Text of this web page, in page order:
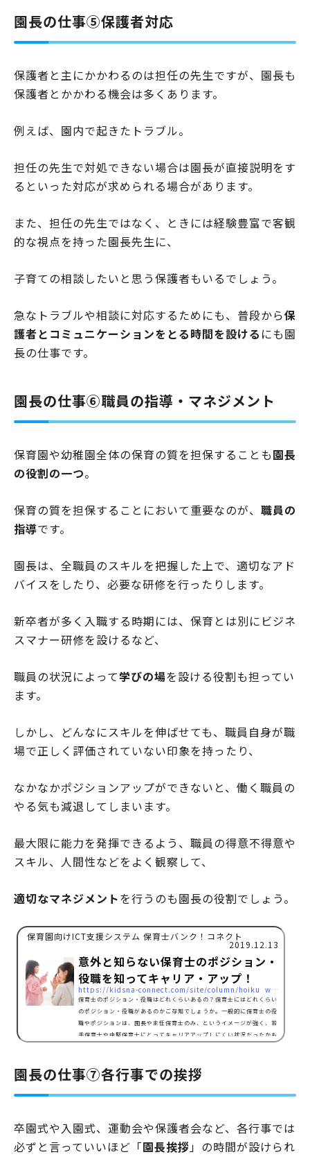
園長の仕事⑤保護者対応
保護者と主にかかわるのは担任の先生ですが、園長も
保護者とかかわる機会は多くあります。
例えば、園内で起きたトラブル。
担任の先生で対処できない場合は園長が直接説明をす
るといった対応が求められる場合があります。
また、担任の先生ではなく、ときには経験豊富で客観
的な視点を持った園長先生に、
子育ての相談したいと思う保護者もいるでしょう。
急なトラブルや相談に対応するためにも、普段から保
護者とコミュニケーションをとる時間を設ける にも園
長の仕事です。
園長の仕事⑥職員の指導・マネジメント
保育園や幼稚園全体の保育の質を担保することも園長
の役割の一つ。
保育の質を担保することにおいて重要なのが、 職員の
指導です。
園長は、全職員のスキルを把握した上で、適切なアド
バイスをしたり、必要な研修を行ったりします。
新卒者が多く入職する時期には、保育とは別にビジネ
スマナー研修を設けるなど、
職員の状況によって学びの場を設ける役割も担ってい
ます。
しかし、どんなにスキルを伸ばせても、職員自身が職
場で正しく評価されていない印象を持ったり、
なかなかポジションアップができないと、働く職員の
やる気も減退してしまいます。
最大限に能力を発揮できるよう、職員の得意不得意や
スキル、人間性などをよく観察して、
適切なマネジメントを行うのも園長の役割でしょう。
保育園向けICT支援システム 保育士バンク！コネクト
2019.12.13
意外と知らない保育士のポジション・
役職を知ってキャリア・アップ！
https://kidsna-connect.com/site/column/hoiku_workstyle/1593
保育士のポジション・役職はどれくらいあるの？保育士にはどれくらい
のポジション・役職があるのかご存知でしょうか。一般的に保育士の役
職やポジションは、園長や主任保育士のみ、というイメージが強く、若
手保育士や中堅保育士にとってキャリアアップしにくい状況だったかも
ーダー 副主任保育士以上のポジション・役職を新たに追加しました。
内閣府「平成 30 年度 子ども・子育て支援新制度 市町…
園長の仕事⑦各行事での挨拶
卒園式や入園式、運動会や保護者会など、各行事では
必ずと言っていいほど「園長挨拶」の時間が設けられ